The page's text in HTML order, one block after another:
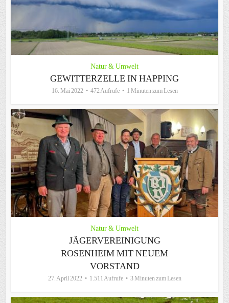
Natur & Umwelt
GEWITTERZELLE IN HAPPING
16. Mai 2022 472 Aufrufe 1 Minuten zum Lesen
Natur & Umwelt
JÄGERVEREINIGUNG
ROSENHEIM MIT NEUEM
VORSTAND
27. April 2022 1.511 Aufrufe 3 Minuten zum Lesen